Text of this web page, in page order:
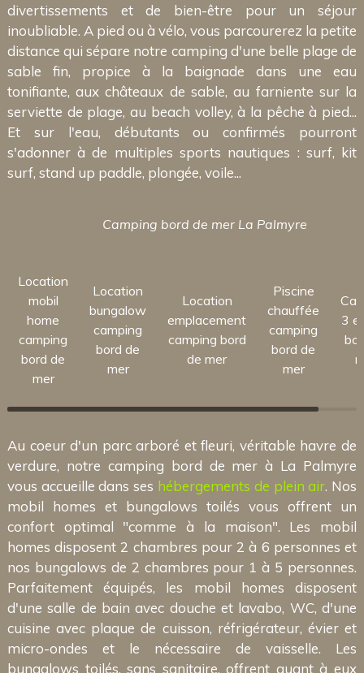
divertissements et de bien-être pour un séjour
inoubliable. A pied ou à vélo, vous parcourerez la petite
distance qui sépare notre camping d'une belle plage de
sable fin, propice à la baignade dans une eau
tonifiante, aux châteaux de sable, au farniente sur la
serviette de plage, au beach volley, à la pêche à pied...
Et sur l'eau, débutants ou confirmés pourront
s'adonner à de multiples sports nautiques : surf, kit
surf, stand up paddle, plongée, voile...
Camping bord de mer La Palmyre
Location
mobil
home
camping
bord de
mer
Location
bungalow
camping
bord de
mer
Location
emplacement
camping bord
de mer
Piscine
chauffée
camping
bord de
mer
3
Au coeur d'un parc arboré et fleuri, véritable havre de
verdure, notre camping bord de mer à La Palmyre
vous accueille dans ses hébergements de plein air. Nos
mobil homes et bungalows toilés vous offrent un
confort optimal "comme à la maison". Les mobil
homes disposent 2 chambres pour 2 à 6 personnes et
nos bungalows de 2 chambres pour 1 à 5 personnes.
Parfaitement équipés, les mobil homes disposent
d'une salle de bain avec douche et lavabo, WC, d'une
cuisine avec plaque de cuisson, réfrigérateur, évier et
micro-ondes et le nécessaire de vaisselle. Les
bungalows toilés, sans sanitaire, offrent quant à eux